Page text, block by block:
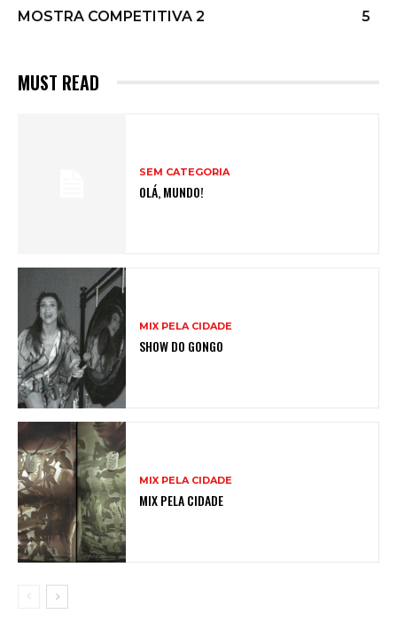
MOSTRA COMPETITIVA 2
5
MUST READ
SEM CATEGORIA
OLÁ, MUNDO!
MIX PELA CIDADE
SHOW DO GONGO
MIX PELA CIDADE
MIX PELA CIDADE